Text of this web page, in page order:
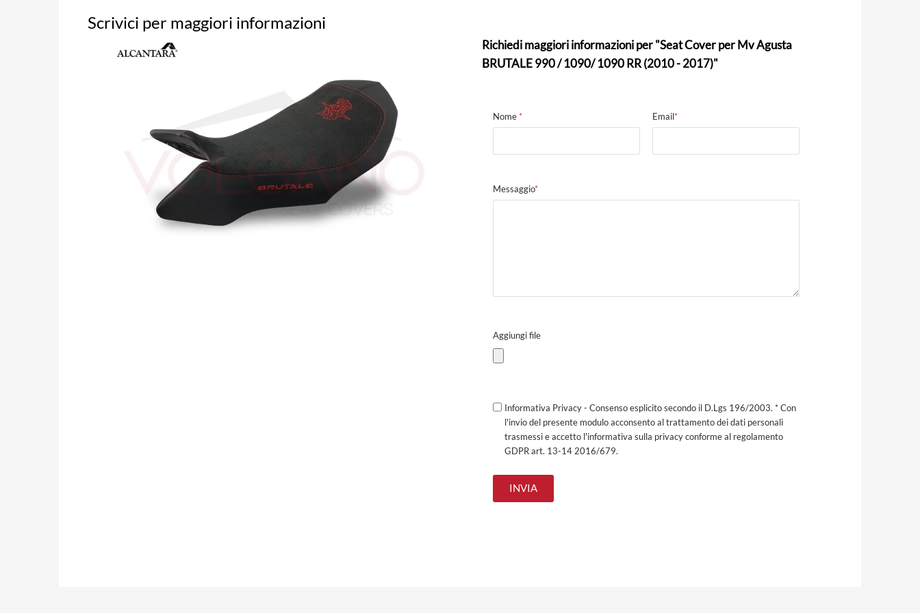
Scrivici per maggiori informazioni
Richiedi maggiori informazioni per "Seat Cover per Mv Agusta
BRUTALE 990 / 1090/ 1090 RR (2010 - 2017)"
Nome* Email*
Messaggio*
Aggiungi file
Informativa Privacy - Consenso esplicito secondo il D.Lgs 196/2003. * Con
l'invio del presente modulo acconsento al trattamento dei dati personali
trasmessi e accetto l'informativa sulla privacy conforme al regolamento
GDPR art. 13-14 2016/679.